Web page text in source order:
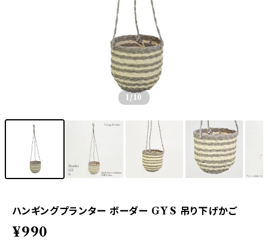
1 /10
ハンギングプランター ボーダー GY S 吊り下げかご
¥990